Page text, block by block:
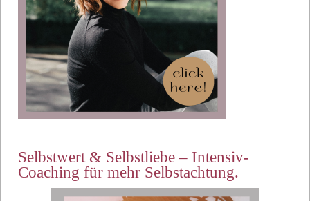
Selbstwert & Selbstliebe – Intensiv-
Coaching für mehr Selbstachtung.